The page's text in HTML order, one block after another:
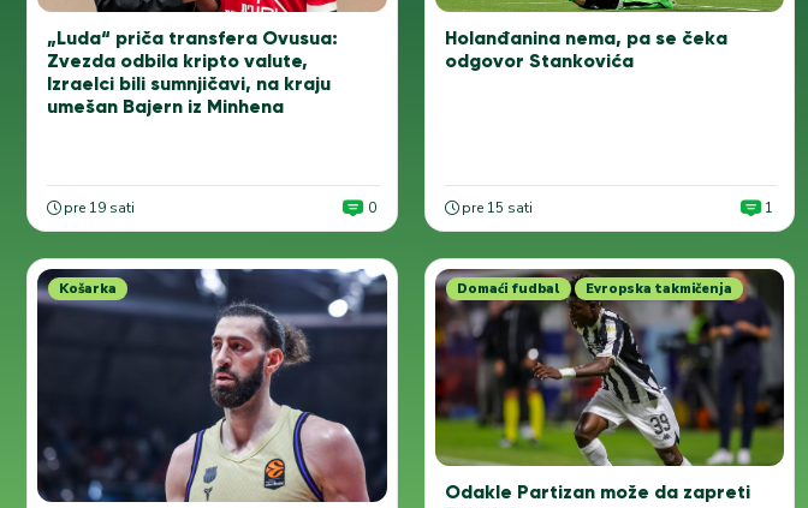
„Luda“ priča transfera Ovusua:
Zvezda odbila kripto valute,
Izraelci bili sumnjičavi, na kraju
umešan Bajern iz Minhena
pre 19 sati 0
Holanđanina nema, pa se čeka
odgovor Stankovića
pre 15 sati 1
Košarka Domaći fudbal Evropska takmičenja
Odakle Partizan može da zapreti